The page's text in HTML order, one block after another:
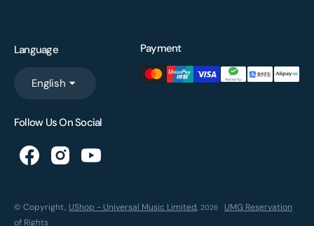
Language
English
Payment
Follow Us On Social
© Copyright, UShop - Universal Music Limited, 2026
UMG Reservation
of Rights